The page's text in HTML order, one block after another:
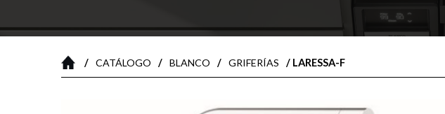
/ CATÁLOGO / BLANCO / GRIFERÍAS / LARESSA-F